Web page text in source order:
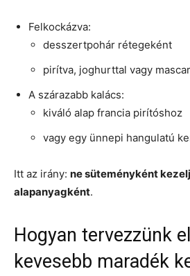
Felkockázva:
desszertpohár rétegeként
pirítva, joghurttal vagy
A szárazabb kalács:
kiváló alap francia pirítóshoz
vagy egy ünnepi hangulatú
Itt az irány: ne süteményként
alapanyagként.
Hogyan tervezzünk
kevesebb maradék